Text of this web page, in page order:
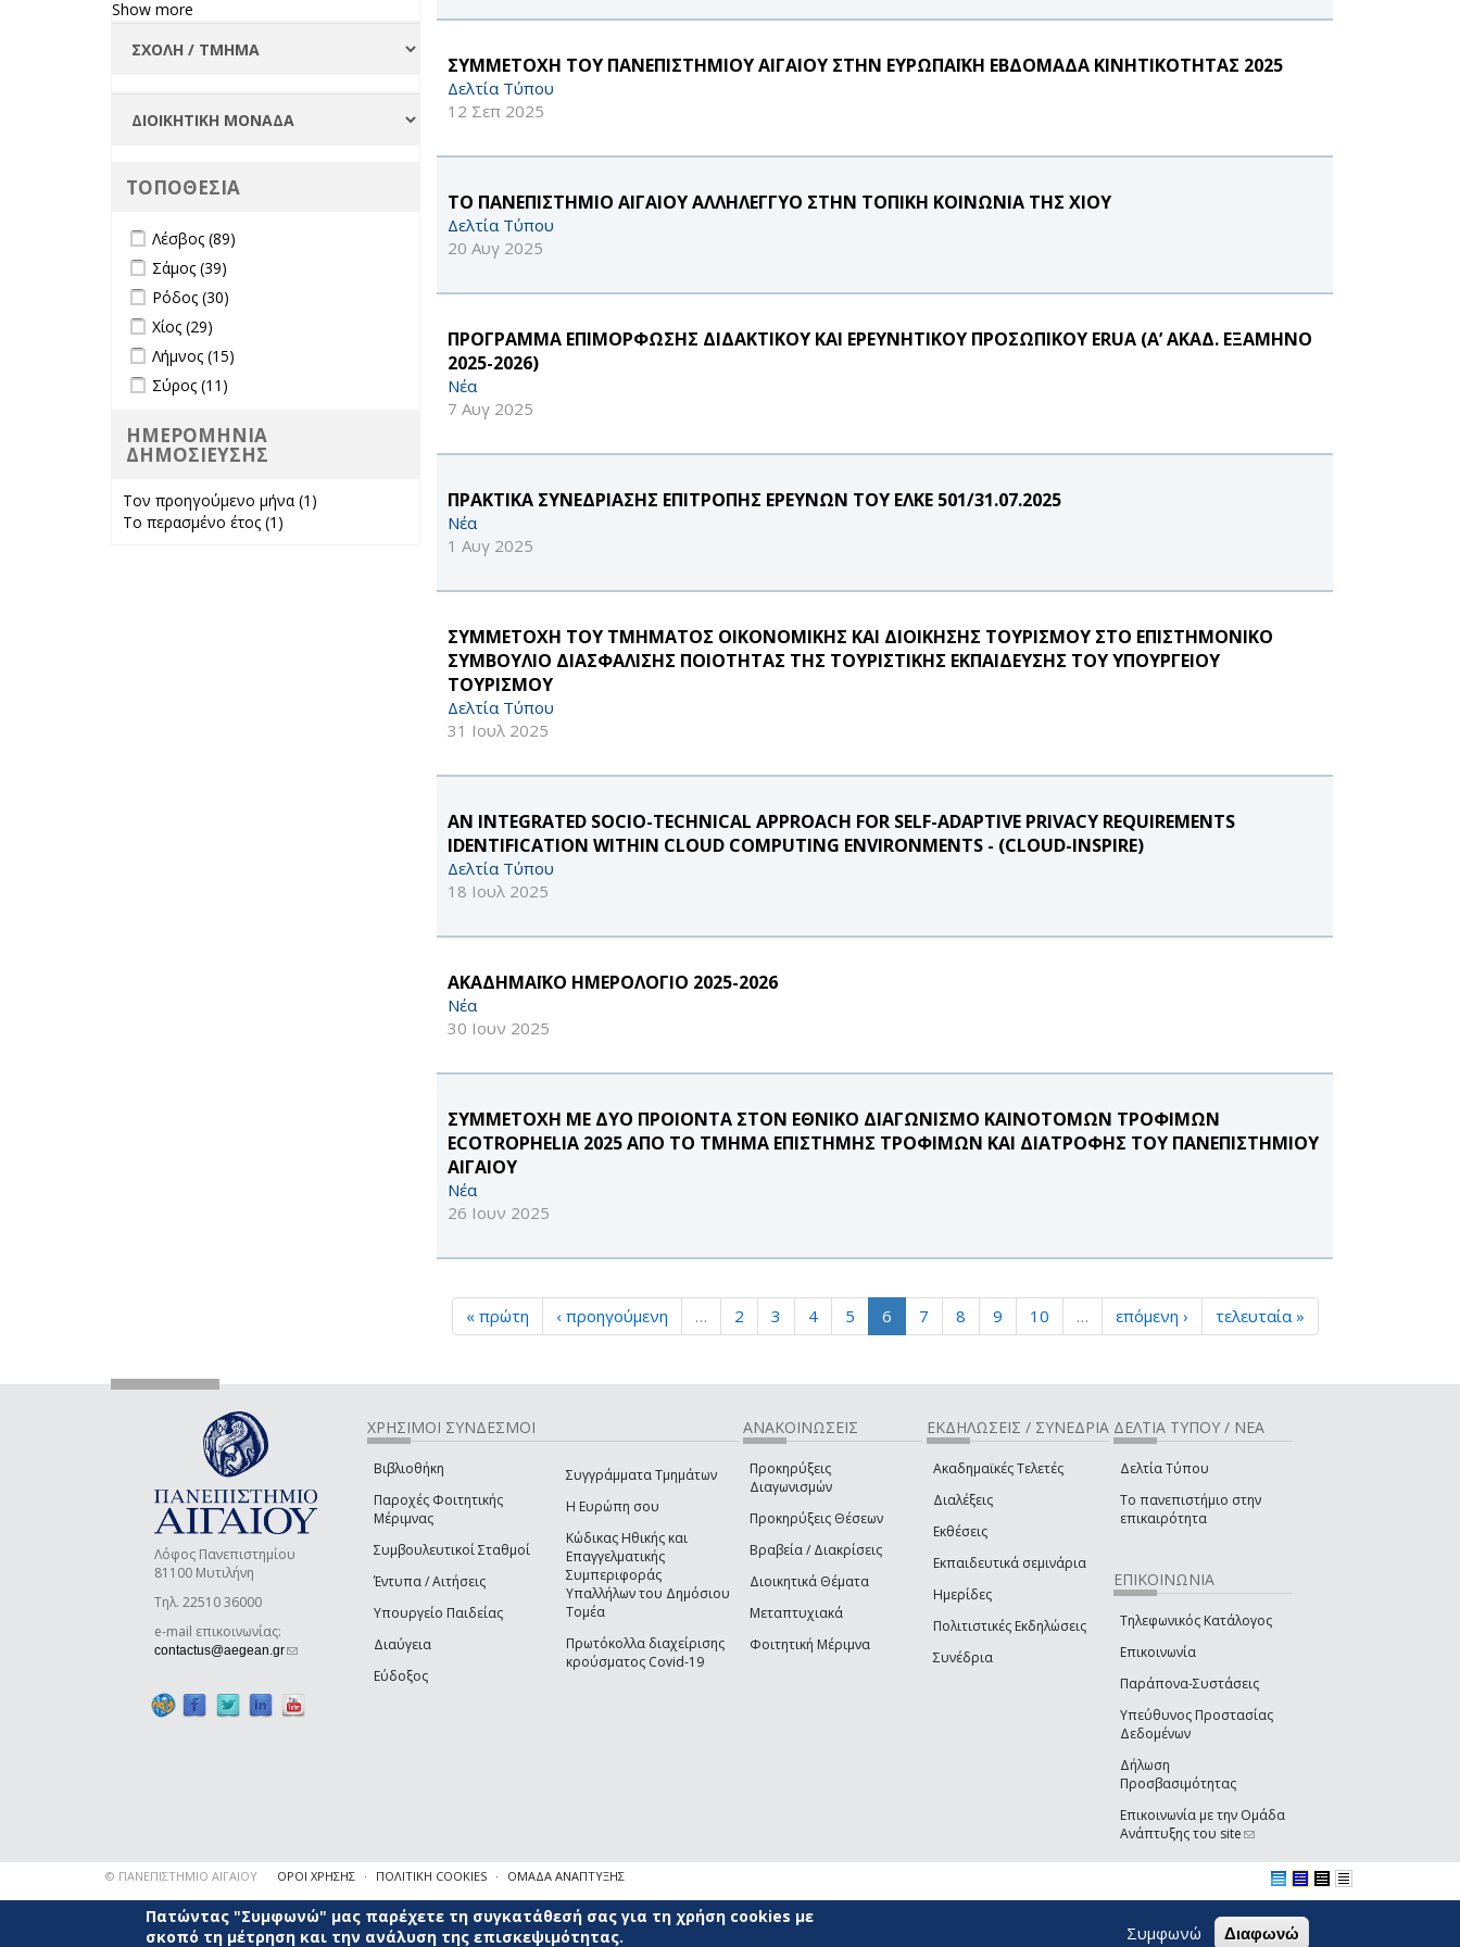
ΣΥΜΜΕΤΟΧΗ ΤΟΥ ΠΑΝΕΠΙΣΤΗΜΙΟΥ ΑΙΓΑΙΟΥ ΣΤΗΝ ΕΥΡΩΠΑΪΚΗ ΕΒΔΟΜΑΔΑ ΚΙΝΗΤΙΚΟΤΗΤΑΣ 2025
Δελτία Τύπου
12 Σεπ 2025
ΤΟ ΠΑΝΕΠΙΣΤΗΜΙΟ ΑΙΓΑΙΟΥ ΑΛΛΗΛΕΓΓΥΟ ΣΤΗΝ ΤΟΠΙΚΗ ΚΟΙΝΩΝΙΑ ΤΗΣ ΧΙΟΥ
Δελτία Τύπου
20 Αυγ 2025
ΠΡΟΓΡΑΜΜΑ ΕΠΙΜΟΡΦΩΣΗΣ ΔΙΔΑΚΤΙΚΟΥ ΚΑΙ ΕΡΕΥΝΗΤΙΚΟΥ ΠΡΟΣΩΠΙΚΟΥ ERUA (Α’ ΑΚΑΔ. ΕΞΑΜΗΝΟ
2025-2026)
Νέα
7 Αυγ 2025
ΠΡΑΚΤΙΚΑ ΣΥΝΕΔΡΙΑΣΗΣ ΕΠΙΤΡΟΠΗΣ ΕΡΕΥΝΩΝ ΤΟΥ ΕΛΚΕ 501/31.07.2025
Νέα
1 Αυγ 2025
ΣΥΜΜΕΤΟΧΗ ΤΟΥ ΤΜΗΜΑΤΟΣ ΟΙΚΟΝΟΜΙΚΗΣ ΚΑΙ ΔΙΟΙΚΗΣΗΣ ΤΟΥΡΙΣΜΟΥ ΣΤΟ ΕΠΙΣΤΗΜΟΝΙΚΟ
ΣΥΜΒΟΥΛΙΟ ΔΙΑΣΦΑΛΙΣΗΣ ΠΟΙΟΤΗΤΑΣ ΤΗΣ ΤΟΥΡΙΣΤΙΚΗΣ ΕΚΠΑΙΔΕΥΣΗΣ ΤΟΥ ΥΠΟΥΡΓΕΙΟΥ
ΤΟΥΡΙΣΜΟΥ
Δελτία Τύπου
31 Ιουλ 2025
AN INTEGRATED SOCIO-TECHNICAL APPROACH FOR SELF-ADAPTIVE PRIVACY REQUIREMENTS
IDENTIFICATION WITHIN CLOUD COMPUTING ENVIRONMENTS - (CLOUD-INSPIRE)
Δελτία Τύπου
18 Ιουλ 2025
ΑΚΑΔΗΜΑΪΚΟ ΗΜΕΡΟΛΟΓΙΟ 2025-2026
Νέα
30 Ιουν 2025
ΣΥΜΜΕΤΟΧΗ ΜΕ ΔΥΟ ΠΡΟΙΟΝΤΑ ΣΤΟΝ ΕΘΝΙΚΟ ΔΙΑΓΩΝΙΣΜΟ ΚΑΙΝΟΤΟΜΩΝ ΤΡΟΦΙΜΩΝ
ECOTROPHELIA 2025 ΑΠΟ ΤΟ ΤΜΗΜΑ ΕΠΙΣΤΗΜΗΣ ΤΡΟΦΙΜΩΝ ΚΑΙ ΔΙΑΤΡΟΦΗΣ ΤΟΥ ΠΑΝΕΠΙΣΤΗΜΙΟΥ
ΑΙΓΑΙΟΥ
Νέα
26 Ιουν 2025
« πρώτη ‹ προηγούμενη … 2 3 4 5 6 7 8 9 10 … επόμενη › τελευταία »
filter
Show more
ΤΟΠΟΘΕΣΙΑ
Apply Λέσβος filter
Λέσβος (89)
Apply Σάμος filter
Σάμος (39)
Apply Ρόδος filter
Ρόδος (30)
Apply Χίος filter
Χίος (29)
Apply Λήμνος filter
Λήμνος (15)
Apply Σύρος filter
Σύρος (11)
ΗΜΕΡΟΜΗΝΙΑ
ΔΗΜΟΣΙΕΥΣΗΣ
Τον προηγούμενο μήνα (1)
Το περασμένο έτος (1)
Λόφος Πανεπιστημίου
81100 Μυτιλήνη
Τηλ. 22510 36000
e-mail επικοινωνίας:
contactus@aegean.gr(link sends e-mail)
ΧΡΗΣΙΜΟΙ ΣΥΝΔΕΣΜΟΙ
Βιβλιοθήκη
Παροχές Φοιτητικής
Μέριμνας
Συμβουλευτικοί Σταθμοί
Έντυπα / Αιτήσεις
Υπουργείο Παιδείας
Διαύγεια
Εύδοξος
Συγγράμματα Τμημάτων
Η Ευρώπη σου
Κώδικας Ηθικής και
Επαγγελματικής
Συμπεριφοράς
Υπαλλήλων του Δημόσιου
Τομέα
Πρωτόκολλα διαχείρισης
κρούσματος Covid-19
ΑΝΑΚΟΙΝΩΣΕΙΣ
Προκηρύξεις
Διαγωνισμών
Προκηρύξεις Θέσεων
Βραβεία / Διακρίσεις
Διοικητικά Θέματα
Μεταπτυχιακά
Φοιτητική Μέριμνα
ΕΚΔΗΛΩΣΕΙΣ / ΣΥΝΕΔΡΙΑ
Ακαδημαϊκές Τελετές
Διαλέξεις
Εκθέσεις
Εκπαιδευτικά σεμινάρια
Ημερίδες
Πολιτιστικές Εκδηλώσεις
Συνέδρια
ΔΕΛΤΙΑ ΤΥΠΟΥ / ΝΕΑ
Δελτία Τύπου
Το πανεπιστήμιο στην
επικαιρότητα
ΕΠΙΚΟΙΝΩΝΙΑ
Τηλεφωνικός Κατάλογος
Επικοινωνία
Παράπονα-Συστάσεις
Υπεύθυνος Προστασίας
Δεδομένων
Δήλωση
Προσβασιμότητας
Επικοινωνία με την Ομάδα
Ανάπτυξης του site(link sends e-mail)
© ΠΑΝΕΠΙΣΤΗΜΙΟ ΑΙΓΑΙΟΥ ΟΡΟΙ ΧΡΗΣΗΣ ΠΟΛΙΤΙΚΗ COOKIES ΟΜΑΔΑ ΑΝΑΠΤΥΞΗΣ
Πατώντας "Συμφωνώ" μας παρέχετε τη συγκατάθεσή σας για τη χρήση cookies με
σκοπό τη μέτρηση και την ανάλυση της επισκεψιμότητας.
Συμφωνώ Διαφωνώ